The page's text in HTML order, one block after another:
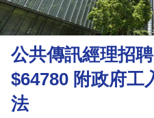
市
理
財
商
公共傳訊經理招
$64780 附政府工
法